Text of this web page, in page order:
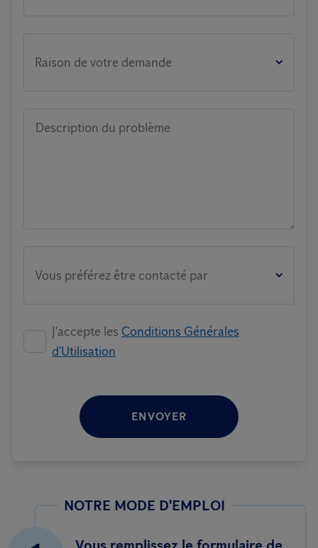
Raison de votre demande
Description du problème
Vous préférez être contacté par
J'accepte les Conditions Générales
d'Utilisation
ENVOYER
NOTRE MODE D'EMPLOI